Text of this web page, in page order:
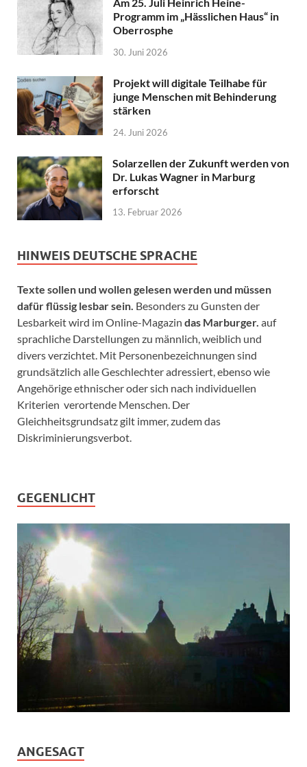
Programm im „Hässlichen Haus“ in
Oberrosphe
30. Juni 2026
Projekt will digitale Teilhabe für
junge Menschen mit Behinderung
stärken
24. Juni 2026
Solarzellen der Zukunft werden von
Dr. Lukas Wagner in Marburg
erforscht
13. Februar 2026
HINWEIS DEUTSCHE SPRACHE
Texte sollen und wollen gelesen werden und müssen
dafür flüssig lesbar sein. Besonders zu Gunsten der
Lesbarkeit wird im Online-Magazin das Marburger. auf
sprachliche Darstellungen zu männlich, weiblich und
divers verzichtet. Mit Personenbezeichnungen sind
grundsätzlich alle Geschlechter adressiert, ebenso wie
Angehörige ethnischer oder sich nach individuellen
Kriterien verortende Menschen. Der
Gleichheitsgrundsatz gilt immer, zudem das
Diskriminierungsverbot.
GEGENLICHT
ANGESAGT